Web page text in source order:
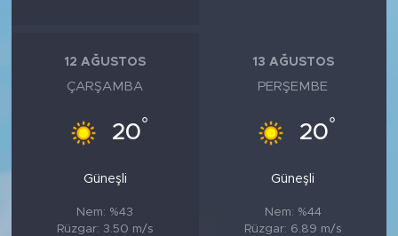
12 AĞUSTOS
ÇARŞAMBA
20°
Güneşli
Nem: %43
Rüzgar: 3.50 m/s
13 AĞUSTOS
PERŞEMBE
20°
Güneşli
Nem: %44
Rüzgar: 6.89 m/s